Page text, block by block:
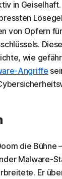
in
von Opfern
wie
Angriffe
die Bühne
Malware-
Er